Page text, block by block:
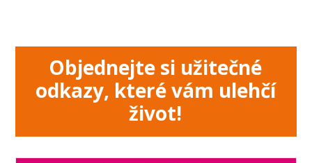
Objednejte si užitečné
odkazy, které vám ulehčí
život!